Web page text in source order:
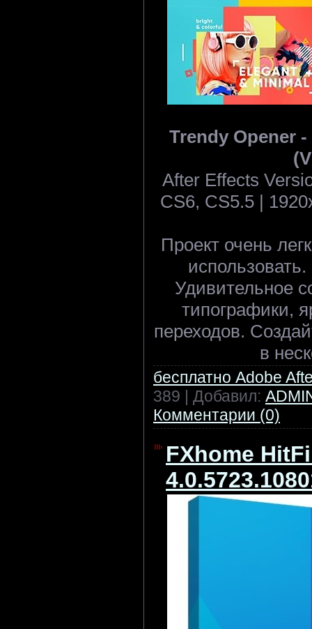
Trendy Opener
After Effects
CS6, CS5.5 |
Проект очень
Удивительное
типографики,
переходов.
в
бесплатно Adobe
389 | Добавил:
Комментарии (0)
FXhome